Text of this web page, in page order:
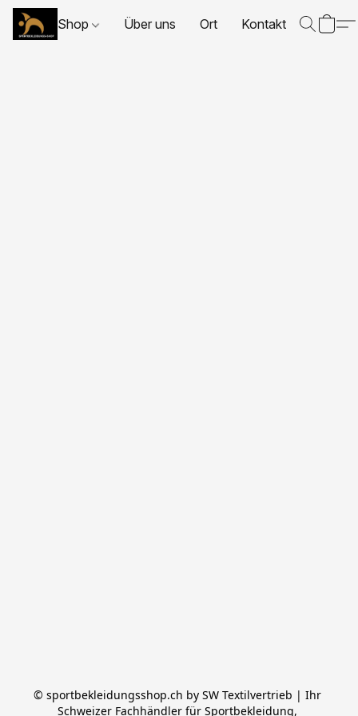
Shop Über uns Ort Kontakt
© sportbekleidungsshop.ch by SW Textilvertrieb | Ihr
Schweizer Fachhändler für Sportbekleidung,